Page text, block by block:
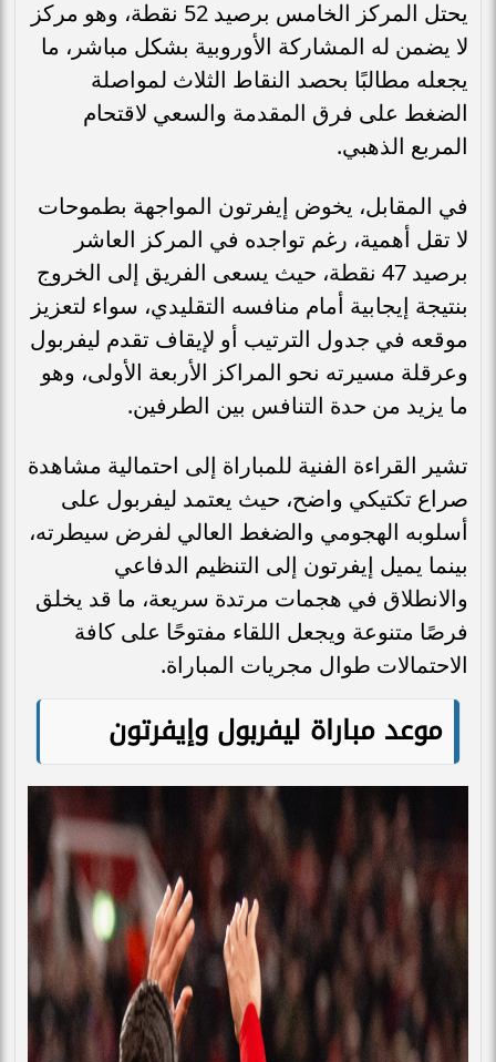
يحتل المركز الخامس برصيد 52 نقطة، وهو مركز
لا يضمن له المشاركة الأوروبية بشكل مباشر، ما
يجعله مطالبًا بحصد النقاط الثلاث لمواصلة
الضغط على فرق المقدمة والسعي لاقتحام
المربع الذهبي.
في المقابل، يخوض إيفرتون المواجهة بطموحات
لا تقل أهمية، رغم تواجده في المركز العاشر
برصيد 47 نقطة، حيث يسعى الفريق إلى الخروج
بنتيجة إيجابية أمام منافسه التقليدي، سواء لتعزيز
موقعه في جدول الترتيب أو لإيقاف تقدم ليفربول
وعرقلة مسيرته نحو المراكز الأربعة الأولى، وهو
ما يزيد من حدة التنافس بين الطرفين.
تشير القراءة الفنية للمباراة إلى احتمالية مشاهدة
صراع تكتيكي واضح، حيث يعتمد ليفربول على
أسلوبه الهجومي والضغط العالي لفرض سيطرته،
بينما يميل إيفرتون إلى التنظيم الدفاعي
والانطلاق في هجمات مرتدة سريعة، ما قد يخلق
فرصًا متنوعة ويجعل اللقاء مفتوحًا على كافة
الاحتمالات طوال مجريات المباراة.
موعد مباراة ليفربول وإيفرتون